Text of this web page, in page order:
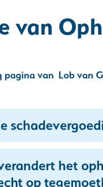
van
pagina van Lob van
het
op